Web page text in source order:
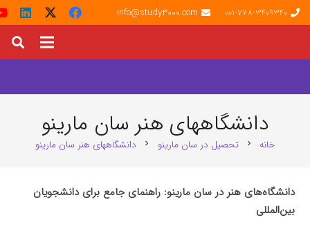
001-778-3409340
info@study3000.com
دانشگاههای هنر سان مارینو
خانه chevron_right تحصیل در سان مارینو chevron_right دانشگاههای هنر سان مارینو
دانشگاه‌های هنر در سان مارینو: راهنمای جامع برای دانشجویان
بین‌المللی